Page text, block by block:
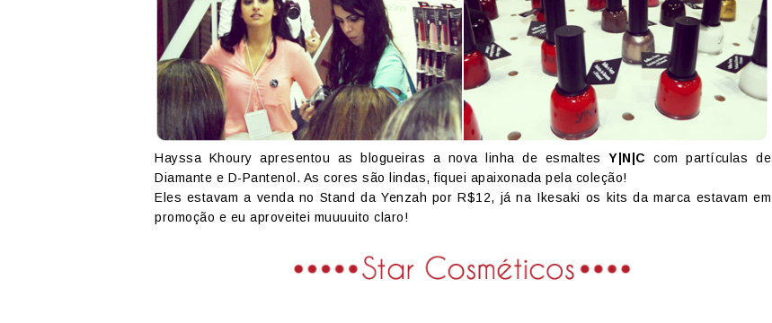
Hayssa Khoury apresentou as blogueiras a nova linha de esmaltesY |N |C
com partículas de
Diamante e D-Pantenol. As cores são lindas, fiquei apaixonada pela coleção!
Eles estavam a venda no Stand da Yenzah por R$12, já na Ikesaki os kits da marca estavam em
promoção e eu aproveitei muuuuito claro!